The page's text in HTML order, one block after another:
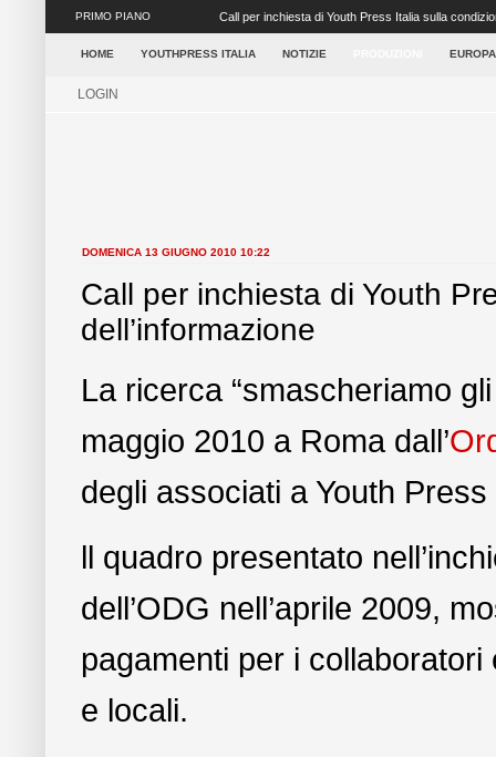
PRIMO PIANO L'UNAR LANCIA IN RETE IL "NON VIOLENT
HOME YOUTHPRESS ITALIA NOTIZIE
LOGIN
DOMENICA 13 GIUGNO 2010 10:22
Call per inchiesta di Youth
dell’informazione
La ricerca “smascheriamo
maggio 2010 a Roma dall’
degli associati a Youth Press
ll quadro presentato
dell’ODG nell’aprile 2009,
pagamenti per i
e locali.